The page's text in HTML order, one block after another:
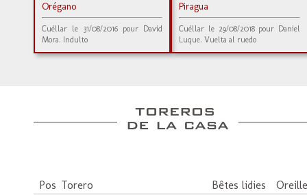
Orégano
Cuéllar le 31/08/2016 pour David
Mora. Indulto
Piragua
Cuéllar le 29/08/2018 pour Daniel
Luque. Vuelta al ruedo
Pos Torero Bêtes lidies